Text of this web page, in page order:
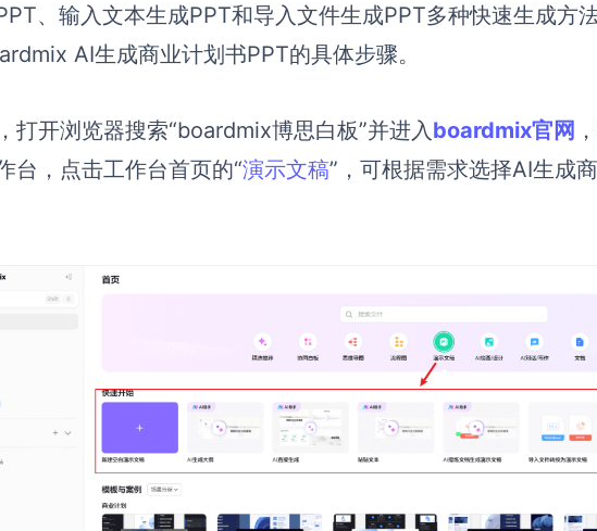
、输入文本生成PPT和导入文件生成PPT多种快速生成方
AI生成商业计划书PPT的具体步骤。
打开浏览器搜索“boardmix博思白板”并进入 boardmix官网
台，点击工作台首页的“演示文稿”，可根据需求选择AI生成